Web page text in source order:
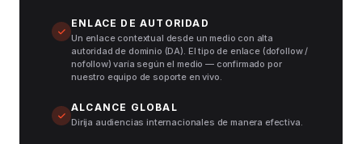
ENLACE DE AUTORIDAD
Un enlace contextual desde un medio con alta
autoridad de dominio (DA). El tipo de enlace (dofollow /
nofollow) varía según el medio — confirmado por
nuestro equipo de soporte en vivo.
ALCANCE GLOBAL
Dirija audiencias internacionales de manera efectiva.